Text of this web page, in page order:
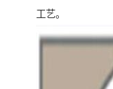
工艺。